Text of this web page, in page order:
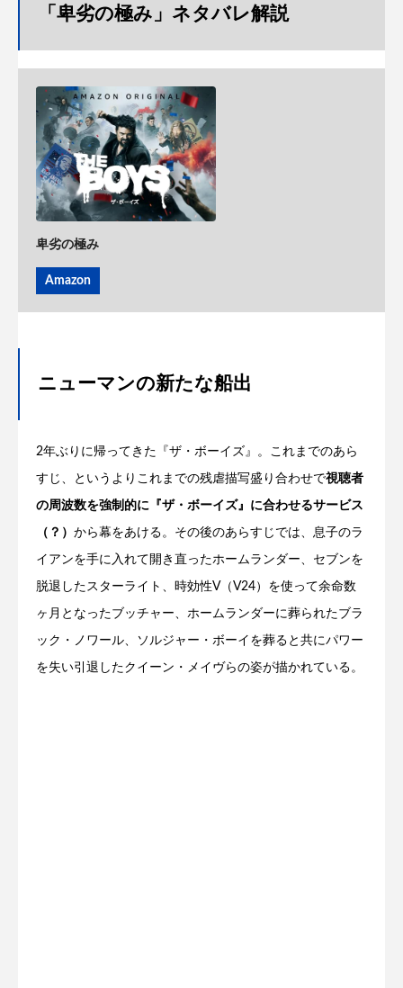
「卑劣の極み」ネタバレ解説
卑劣の極み
Amazon
ニューマンの新たな船出
2年ぶりに帰ってきた『ザ・ボーイズ』。これまでのあら
すじ、というよりこれまでの残虐描写盛り合わせで視聴者
の周波数を強制的に『ザ・ボーイズ』に合わせるサービス
（？） から幕をあける。その後のあらすじでは、息子のラ
イアンを手に入れて開き直ったホームランダー、セブンを
脱退したスターライト、時効性V（V24）を使って余命数
ヶ月となったブッチャー、ホームランダーに葬られたブラ
ック・ノワール、ソルジャー・ボーイを葬ると共にパワー
を失い引退したクイーン・メイヴらの姿が描かれている。